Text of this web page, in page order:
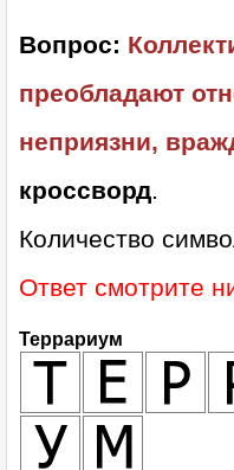
Вопрос:
преобладают
неприязни,
кроссворд.
Количество
Ответ смотрите
Террариум